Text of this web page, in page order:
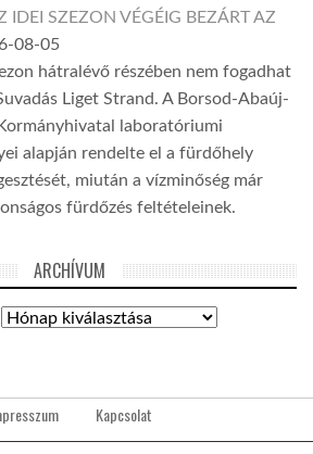
IDEI SZEZON VÉGÉIG BEZÁRT AZ
08-05
hátralévő részében nem fogadhat
Liget Strand. A Borsod-Abaúj-
laboratóriumi
alapján rendelte el a fürdőhely
miután a vízminőség már
fürdőzés feltételeinek.
ARCHÍVUM
Kapcsolat